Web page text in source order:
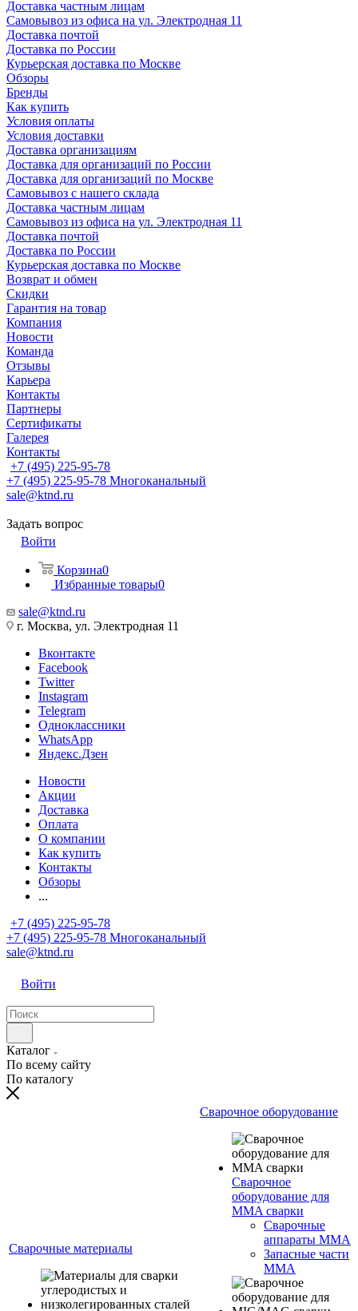
Доставка частным лицам
Самовывоз из офиса на ул. Электродная 11
Доставка почтой
Доставка по России
Курьерская доставка по Москве
Обзоры
Бренды
Как купить
Условия оплаты
Условия доставки
Доставка организациям
Доставка для организаций по России
Доставка для организаций по Москве
Самовывоз с нашего склада
Доставка частным лицам
Самовывоз из офиса на ул. Электродная 11
Доставка почтой
Доставка по России
Курьерская доставка по Москве
Возврат и обмен
Скидки
Гарантия на товар
Компания
Новости
Команда
Отзывы
Карьера
Контакты
Партнеры
Сертификаты
Галерея
Контакты
+7 (495) 225-95-78
+7 (495) 225-95-78 Многоканальный
sale@ktnd.ru
Задать вопрос
Войти
Корзина0
Избранные товары0
sale@ktnd.ru
г. Москва, ул. Электродная 11
Вконтакте
Facebook
Twitter
Instagram
Telegram
Одноклассники
WhatsApp
Яндекс.Дзен
Новости
Акции
Доставка
Оплата
О компании
Как купить
Контакты
Обзоры
...
+7 (495) 225-95-78
+7 (495) 225-95-78 Многоканальный
sale@ktnd.ru
Войти
Каталог
По всему сайту
По каталогу
Сварочные материалы
Сварочное оборудование
Сварочное
оборудование для
MMA сварки
Сварочные
аппараты MMA
Запасные части
MMA